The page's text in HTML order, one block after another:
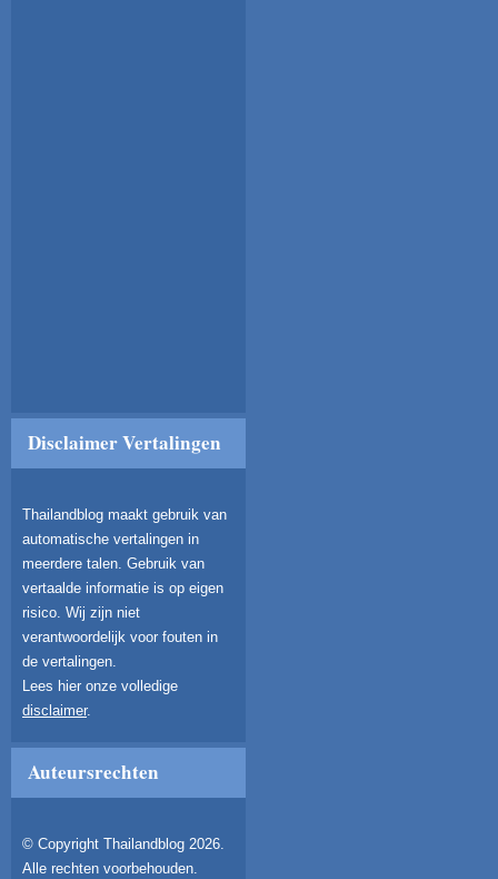
Disclaimer Vertalingen
Thailandblog maakt gebruik van
automatische vertalingen in
meerdere talen. Gebruik van
vertaalde informatie is op eigen
risico. Wij zijn niet
verantwoordelijk voor fouten in
de vertalingen.
Lees hier onze volledige
disclaimer.
Auteursrechten
© Copyright Thailandblog 2026.
Alle rechten voorbehouden.